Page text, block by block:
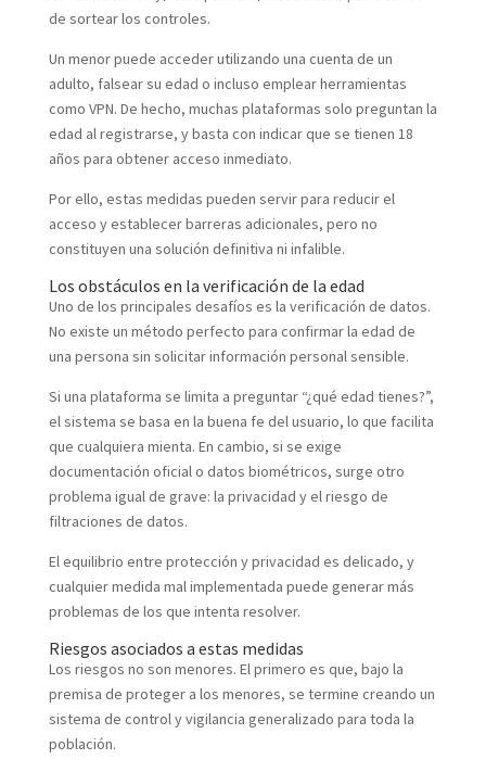
de sortear los controles.
Un menor puede acceder utilizando una cuenta de un
adulto, falsear su edad o incluso emplear herramientas
como VPN. De hecho, muchas plataformas solo preguntan la
edad al registrarse, y basta con indicar que se tienen 18
años para obtener acceso inmediato.
Por ello, estas medidas pueden servir para reducir el
acceso y establecer barreras adicionales, pero no
constituyen una solución definitiva ni infalible.
Los obstáculos en la verificación de la edad
Uno de los principales desafíos es la verificación de datos.
No existe un método perfecto para confirmar la edad de
una persona sin solicitar información personal sensible.
Si una plataforma se limita a preguntar “¿qué edad tienes?”,
el sistema se basa en la buena fe del usuario, lo que facilita
que cualquiera mienta. En cambio, si se exige
documentación oficial o datos biométricos, surge otro
problema igual de grave: la privacidad y el riesgo de
filtraciones de datos.
El equilibrio entre protección y privacidad es delicado, y
cualquier medida mal implementada puede generar más
problemas de los que intenta resolver.
Riesgos asociados a estas medidas
Los riesgos no son menores. El primero es que, bajo la
premisa de proteger a los menores, se termine creando un
sistema de control y vigilancia generalizado para toda la
población.